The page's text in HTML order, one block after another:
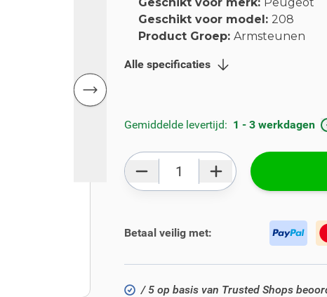
Geschikt voor model: 208
Product Groep: Armsteunen
Alle specificaties
Gemiddelde levertijd: 1 - 3 werkdagen
Aantal
Betaal veilig met:
/ 5 op basis van Trusted Shops